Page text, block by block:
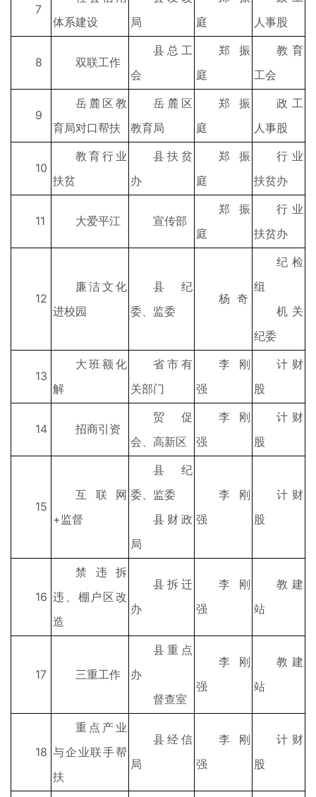
7
体系建设
局
庭
人事股
8 双联工作
县总工
会
郑振
庭
教育
工会
9
岳麓区教
育局对口帮扶
岳麓区
教育局
郑振
庭
政工
人事股
10
教育行业
扶贫
县扶贫
办
郑振
庭
行业
扶贫办
11 大爱平江 宣传部
郑振
庭
行业
扶贫办
12
廉洁文化
进校园
县纪
委、监委
杨 奇
纪检
组
机关
纪委
13
大班额化
解
省市有
关部门
李刚
强
计财
股
14 招商引资
贸促
会、高新区
李刚
强
计财
股
15
互联网
+监督
县纪
委、监委
县财政
局
李刚
强
计财
股
16
禁违拆
违、棚户区改
造
县拆迁
办
李刚
强
教建
站
17 三重工作
县重点
办
督查室
李刚
强
教建
站
18
重点产业
与企业联手帮
扶
县经信
局
李刚
强
计财
股